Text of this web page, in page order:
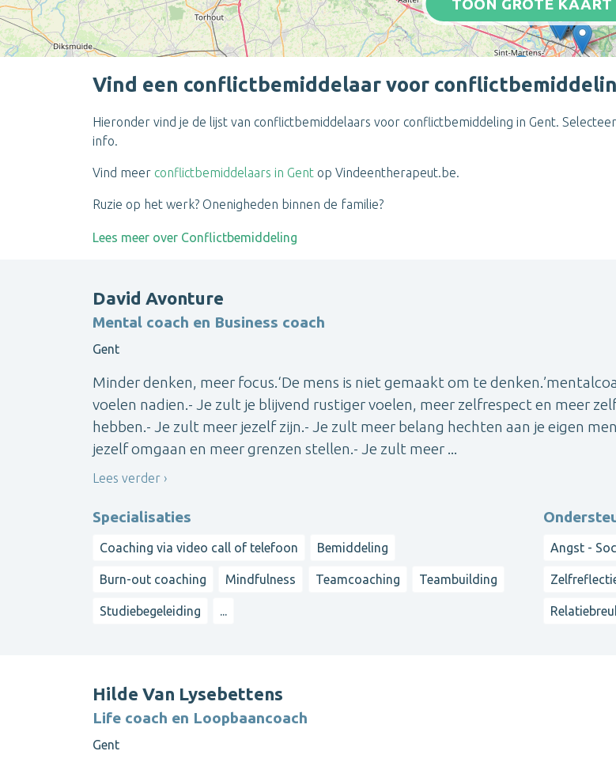
TOON GROTE KAART
Vind een conflictbemiddelaar voor
Hieronder vind je de lijst van conflictbemiddelaars voor conflictbemiddeling in Gent.
info.
Vind meer conflictbemiddelaars in Gent op Vindeentherapeut.be.
Ruzie op het werk? Onenigheden binnen de familie?
Lees meer over Conflictbemiddeling
David Avonture
Mental coach en Business coach
Gent
Minder denken, meer focus.‘De mens is niet gemaakt om te
voelen nadien.- Je zult je blijvend rustiger voelen, meer zelfrespect en meer
hebben.- Je zult meer jezelf zijn.- Je zult meer belang hechten aan je eigen
jezelf omgaan en meer grenzen stellen.- Je zult meer ...
Lees verder
Specialisaties
Coaching via video call of telefoon Bemiddeling
Burn-out coaching Mindfulness Teamcoaching Teambuilding
Studiebegeleiding ...
Angst -
Hilde Van Lysebettens
Life coach en Loopbaancoach
Gent